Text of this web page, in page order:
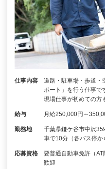
仕事内容
道路・駐車場・歩道・
ポート」を行う仕事で
現場仕事が初めての
給与 月給250,000円～
勤務地
千葉県鎌ケ谷市中沢
車で10分（各バス停か
応募資格
要普通自動車免許（
歓迎